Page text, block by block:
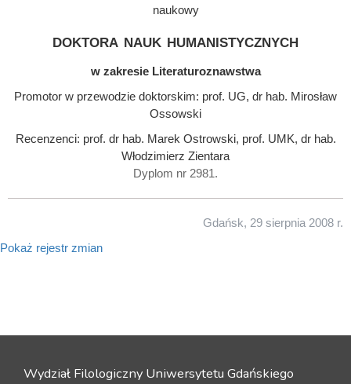
naukowy
doktora nauk humanistycznych
w zakresie Literaturoznawstwa
Promotor w przewodzie doktorskim: prof. UG, dr hab. Mirosław
Ossowski
Recenzenci: prof. dr hab. Marek Ostrowski, prof. UMK, dr hab.
Włodzimierz Zientara
Dyplom nr 2981.
Gdańsk, 29 sierpnia 2008 r.
Pokaż rejestr zmian
Wydział Filologiczny Uniwersytetu Gdańskiego